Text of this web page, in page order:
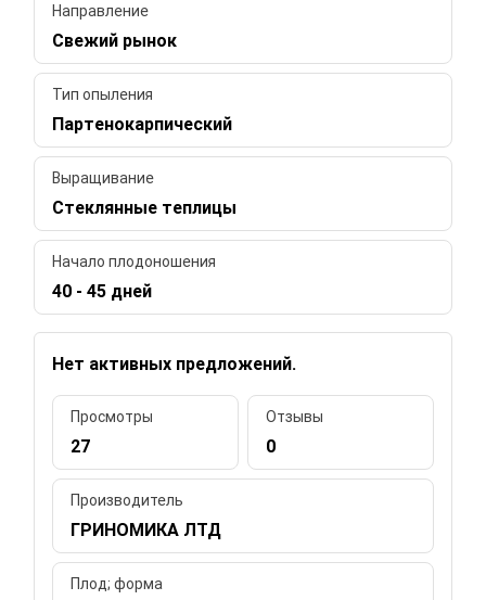
Направление
Свежий рынок
Тип опыления
Партенокарпический
Выращивание
Стеклянные теплицы
Начало плодоношения
40 - 45 дней
Нет активных предложений.
Просмотры
27
Отзывы
0
Производитель
ГРИНОМИКА ЛТД
Плод; форма